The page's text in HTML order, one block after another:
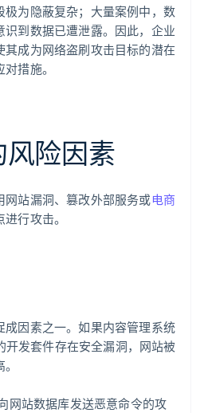
极为隐蔽复杂；大量案例中，数
识到数据已遭泄露。因此，企业
成为网络盗刷攻击目标的潜在
措施。
险因素
网站漏洞、篡改外部服务或电商
行攻击。
成因素之一。如果内容管理系统
开发套件存在安全漏洞，网站被
网站数据库发送恶意命令的攻